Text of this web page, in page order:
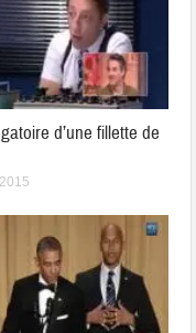
d’une fillette de